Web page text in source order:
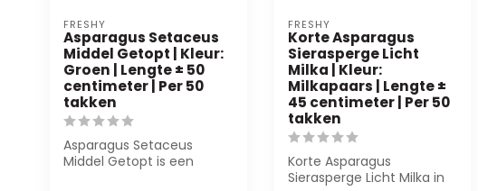
FRESHY
Asparagus Setaceus
Middel Getopt | Kleur:
Groen | Lengte ± 50
centimeter | Per 50
takken
Asparagus Setaceus
Middel Getopt is een
FRESHY
Korte Asparagus
Sierasperge Licht
Milka | Kleur:
Milkapaars | Lengte ±
45 centimeter | Per 50
takken
Korte Asparagus
Sierasperge Licht Milka in